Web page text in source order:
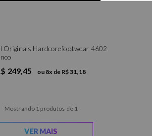
Originals Hardcorefootwear 4602
249,45 ou 8x de R$ 31,18
Mostrando 1 produtos de 1
VER MAIS